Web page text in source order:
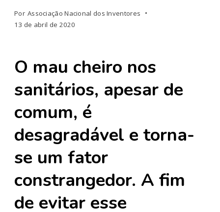
Por Associação Nacional dos Inventores
13 de abril de 2020
O mau cheiro nos
sanitários, apesar de
comum, é
desagradável e torna-
se um fator
constrangedor. A fim
de evitar esse